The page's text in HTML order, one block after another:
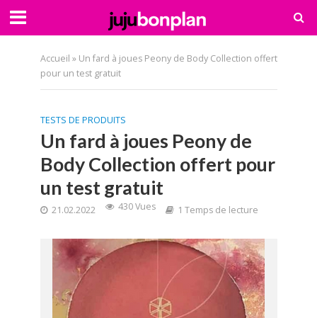
Accueil » Un fard à joues Peony de Body Collection offert
pour un test gratuit
TESTS DE PRODUITS
Un fard à joues Peony de
Body Collection offert pour
un test gratuit
21.02.2022 430 Vues 1 Temps de lecture